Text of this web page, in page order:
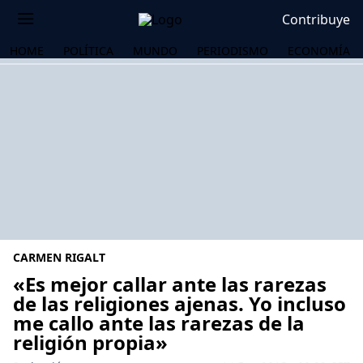
Contribuye
HOME POLÍTICA MUNDO PERIODISMO ECONOMÍA
CARMEN RIGALT
«Es mejor callar ante las rarezas
de las religiones ajenas. Yo incluso
me callo ante las rarezas de la
religión propia»